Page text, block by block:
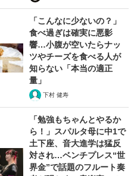
「こんなに少ないの？」
食べ過ぎは確実に悪影
響…小腹が空いたらナッ
ツやチーズを食べる人が
知らない「本当の適正
量」
下村 健寿
「勉強もちゃんとやるか
ら！」スパルタ母に中1で
土下座、音大進学は猛反
対され…ベンチプレス“世
界金”で話題のフルート奏